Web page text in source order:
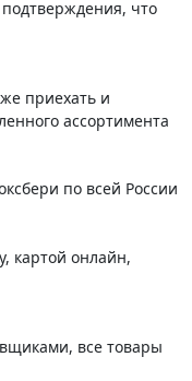
что
приехать и
ассортимента
по всей России
картой онлайн,
все товары